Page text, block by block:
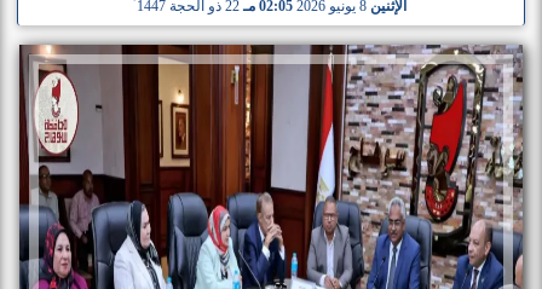
الإثنين 8 يونيو 2026 02:05 مـ 22 ذو الحجة 1447